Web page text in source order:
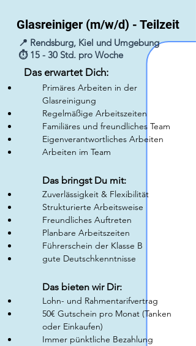
Primäres Arbeiten in der
Glasreinigung
Regelmäßige Arbeitszeiten
Familiäres und freundliches Team
Eigenverantwortliches Arbeiten
Arbeiten im Team
Das bringst Du mit:
Zuverlässigkeit & Flexibilität
Strukturierte Arbeitsweise
Freundliches Auftreten
Planbare Arbeitszeiten
Führerschein der Klasse B
gute Deutschkenntnisse
Das bieten wir Dir:
Lohn- und Rahmentarifvertrag
50€ Gutschein pro Monat (Tanken
oder Einkaufen)
Immer pünktliche Bezahlung
Das erwartet Dich:
Glasreiniger (m/w/d) - Teilzeit
📍 Rendsburg, Kiel und Umgebung
⏱️ 15 - 30 Std. pro Woche